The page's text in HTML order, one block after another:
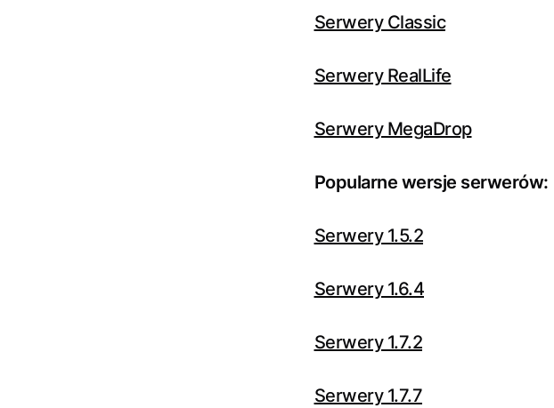
Serwery Classic
Serwery RealLife
Serwery MegaDrop
Popularne wersje serwerów:
Serwery 1.5.2
Serwery 1.6.4
Serwery 1.7.2
Serwery 1.7.7